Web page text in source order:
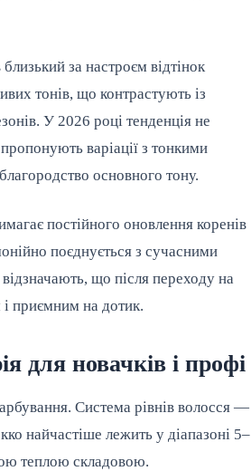
за настроєм відтінок
тонів, що контрастують із
У 2026 році тенденція не
варіації з тонкими
основного тону.
постійного оновлення коренів
поєднується з сучасними
що після переходу на
приємним на дотик.
для новачків і профі
Система рівнів волосся —
найчастіше лежить у діапазоні 5–
теплою складовою.